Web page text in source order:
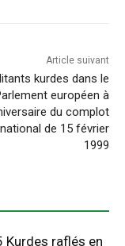
Article suivant
kurdes dans le
européen à
du complot
de 15 février
1999
Kurdes raflés en